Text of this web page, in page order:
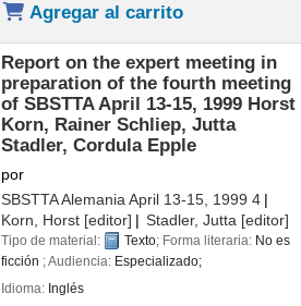
Agregar al carrito
Report on the expert meeting in
preparation of the fourth meeting
of SBSTTA April 13-15, 1999 Horst
Korn, Rainer Schliep, Jutta
Stadler, Cordula Epple
por
SBSTTAAlemania April 13-15, 1999 4
Korn, Horst[editor] Stadler, Jutta [editor]
Tipo de material: Texto; Forma literaria: No es
ficción ; Audiencia: Especializado;
Idioma: Inglés